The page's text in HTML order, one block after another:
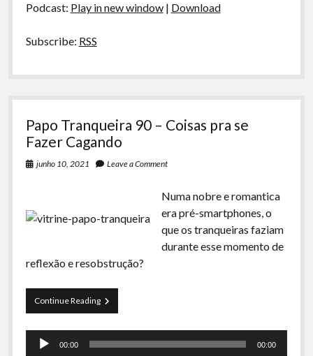
Podcast: Play in new window| Download
Subscribe: RSS
Papo Tranqueira 90 – Coisas pra se
Fazer Cagando
junho 10, 2021 Leave a Comment
Numa nobre e romantica
era pré-smartphones, o
que os tranqueiras faziam
durante esse momento de
reflexão e resobstrução?
Continue ReadingPapo
Tranqueira
Coisas
Tocador
00:00 00:00